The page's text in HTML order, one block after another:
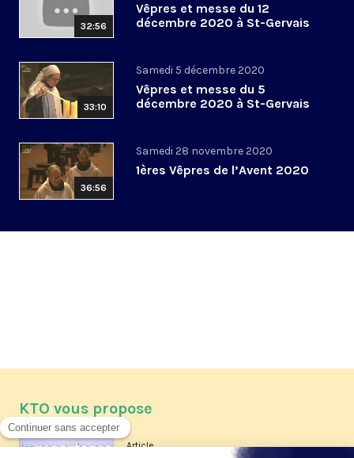
32:56
Vêpres et messe du 12
décembre 2020 à St-Gervais
33:10
Samedi 5 décembre 2020
Vêpres et messe du 5
décembre 2020 à St-Gervais
36:56
Samedi 28 novembre 2020
1ères Vêpres de l’Avent 2020
KTO vous propose
Article